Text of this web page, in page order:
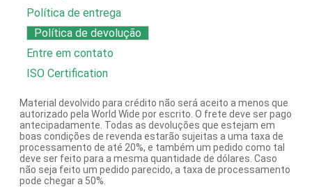
Política de entrega
Política de devolução
Entre em contato
ISO Certification
Material devolvido para crédito não será aceito a menos que
autorizado pela World Wide por escrito. O frete deve ser pago
antecipadamente. Todas as devoluções que estejam em
boas condições de revenda estarão sujeitas a uma taxa de
processamento de até 20%, e também um pedido como tal
deve ser feito para a mesma quantidade de dólares. Caso
não seja feito um pedido parecido, a taxa de processamento
pode chegar a 50%.